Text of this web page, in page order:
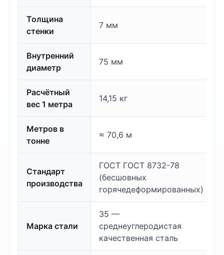
Толщина
стенки
7 мм
Внутренний
диаметр
75 мм
Расчётный
вес 1 метра
14,15 кг
Метров в
тонне
≈ 70,6 м
Стандарт
производства
ГОСТ ГОСТ 8732-78
(бесшовных
горячедеформированных)
Марка стали
35 —
среднеуглеродистая
качественная сталь